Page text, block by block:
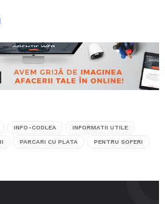
INFO-CODLEA INFORMATII UTILE
PARCARI CU PLATA PENTRU SOFERI